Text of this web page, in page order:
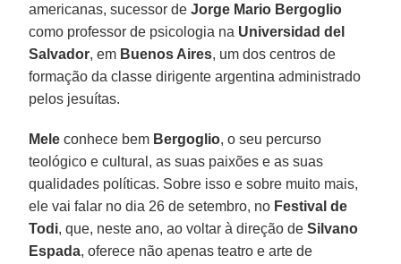
americanas, sucessor deJorge Mario Bergoglio
como professor de psicologia na Universidad del
Salvador, em Buenos Aires, um dos centros de
formação da classe dirigente argentina administrado
pelos jesuítas.
Mele conhece bem Bergoglio, o seu percurso
teológico e cultural, as suas paixões e as suas
qualidades políticas. Sobre isso e sobre muito mais,
ele vai falar no dia 26 de setembro, no Festival de
Todi, que, neste ano, ao voltar à direção deSilvano
Espada, oferece não apenas teatro e arte de